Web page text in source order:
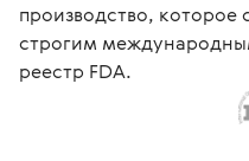
производство,
строгим
реестр FDA.